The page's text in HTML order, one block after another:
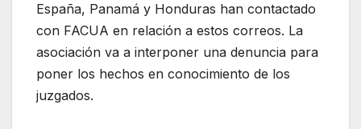
España, Panamá y Honduras han contactado
con FACUA en relación a estos correos. La
asociación va a interponer una denuncia para
poner los hechos en conocimiento de los
juzgados.